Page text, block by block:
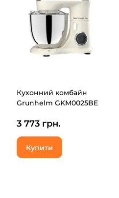
Кухонний комбайн
Grunhelm GKM0025BE
3 773 грн.
Купити